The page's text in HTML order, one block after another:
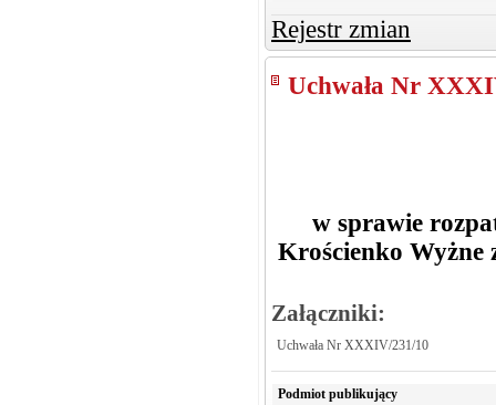
Rejestr zmian
Uchwała Nr
w sprawie
Krościenko
Załączniki:
Uchwała Nr XXXIV/231/10
Podmiot publikujący